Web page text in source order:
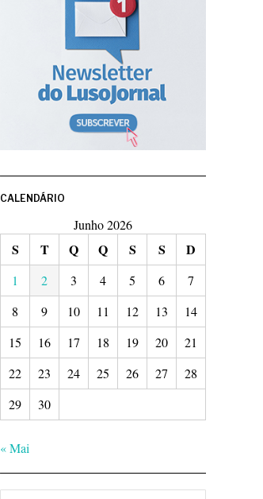
CALENDÁRIO
Junho 2026
S T Q Q S S D
1 2 3 4 5 6
7
8
9 10 11 12 13
14
15
16 17 18 19 20
21
22
23 24 25 26 27
28
29
30
« Mai